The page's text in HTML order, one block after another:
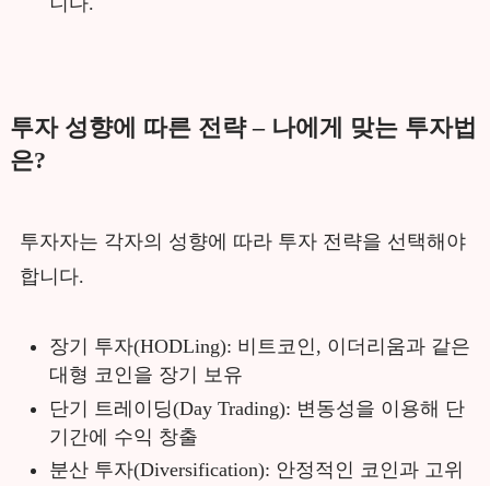
투자 성향에 따른 전략 – 나에게 맞는 투자법
은?
투자자는 각자의 성향에 따라 투자 전략을 선택해야
합니다.
장기 투자(HODLing): 비트코인, 이더리움과 같은
대형 코인을 장기 보유
단기 트레이딩(Day Trading): 변동성을 이용해 단
기간에 수익 창출
분산 투자(Diversification): 안정적인 코인과 고위